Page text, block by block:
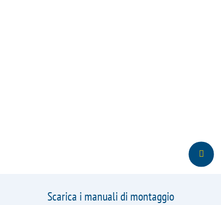
Scarica i manuali di montaggio